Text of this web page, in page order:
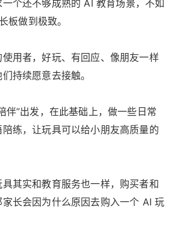
个还不够成熟的 AI 教育场景，不如
板做到极致。
用者，好玩、有回应、像朋友一样
持续愿意去接触。
伴”出发，在此基础上，做一些日常
练，让玩具可以给小朋友高质量的
其实和教育服务也一样，购买者和
长会因为什么原因去购入一个 AI 玩